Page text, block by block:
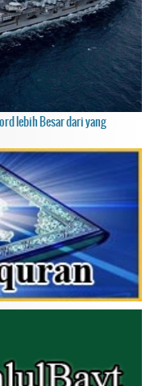
lebih Besar dari yang